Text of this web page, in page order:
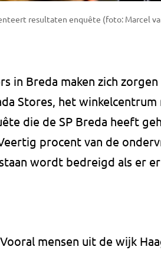
resultaten enquête (foto: Marcel
in Breda maken zich
Stores, het winkelcentrum
die de SP Breda heeft
procent van de
wordt bedreigd als er
mensen uit de wijk